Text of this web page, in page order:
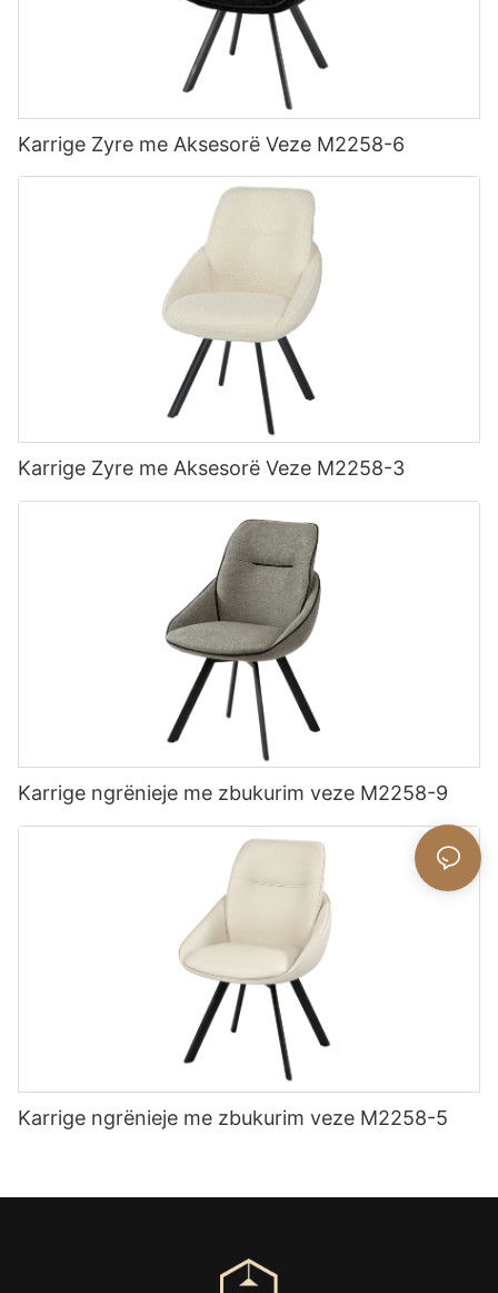
Karrige Zyre me Aksesorë Veze M2258-6
Karrige Zyre me Aksesorë Veze M2258-3
Karrige ngrënieje me zbukurim veze M2258-9
Karrige ngrënieje me zbukurim veze M2258-5